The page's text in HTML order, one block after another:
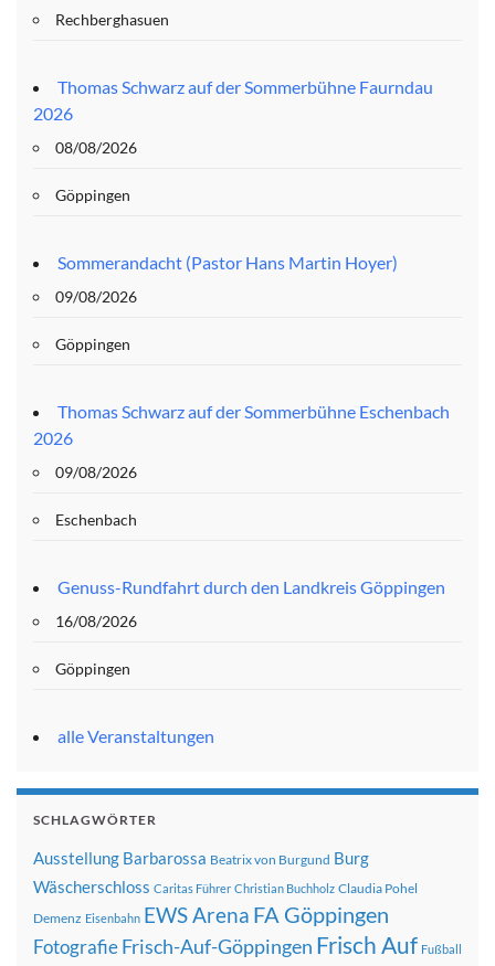
Rechberghasuen
Thomas Schwarz auf der Sommerbühne Faurndau
2026
08/08/2026
Göppingen
Sommerandacht (Pastor Hans Martin Hoyer)
09/08/2026
Göppingen
Thomas Schwarz auf der Sommerbühne Eschenbach
2026
09/08/2026
Eschenbach
Genuss-Rundfahrt durch den Landkreis Göppingen
16/08/2026
Göppingen
alle Veranstaltungen
SCHLAGWÖRTER
Ausstellung Barbarossa Beatrix von Burgund Burg
Wäscherschloss Caritas Führer Christian Buchholz Claudia Pohel
Demenz Eisenbahn EWS Arena FA Göppingen
FotografieFrisch-Auf-Göppingen Frisch Auf Fußball